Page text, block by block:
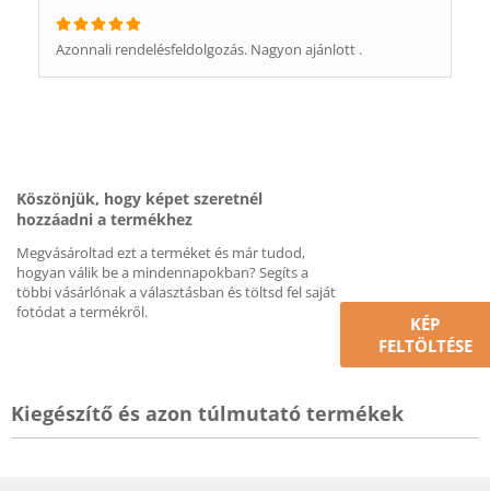
Azonnali rendelésfeldolgozás. Nagyon ajánlott .
Köszönjük, hogy képet szeretnél
hozzáadni a termékhez
Megvásároltad ezt a terméket és már tudod,
hogyan válik be a mindennapokban? Segíts a
többi vásárlónak a választásban és töltsd fel saját
fotódat a termékről.
KÉP
FELTÖLTÉSE
Kiegészítő és azon túlmutató termékek